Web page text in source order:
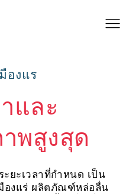
องแร
และ
พสูงสุด
ะยะเวลาที่กำหนด เป็น
องแร่ ผลิตภัณฑ์หล่อลื่น